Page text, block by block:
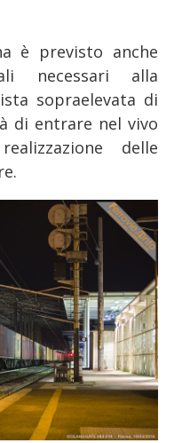
è previsto anche
necessari alla
sopraelevata di
di entrare nel vivo
delle